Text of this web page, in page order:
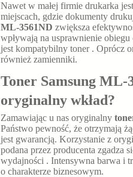
Nawet w małej firmie drukarka
miejscach, gdzie dokumenty
ML-3561ND zwiększa
wpływają na usprawnienie
jest kompatybilny toner . Oprócz
również zamienniki.
Toner Samsung ML-
oryginalny wkład?
Zamawiając u nas oryginalny
Państwo pewność, że otrzymają
jest gwarancją. Korzystanie z
podana przez producenta zgadza
wydajności . Intensywna barwa i
o charakterze biznesowym.